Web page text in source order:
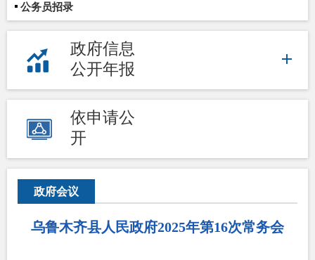
公务员招录
政府信息
公开年报
依申请公
开
政府会议
乌鲁木齐县人民政府2025年第16次常务会